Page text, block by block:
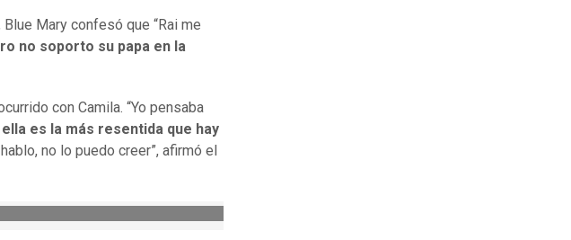
Mary confesó que “Rai me
no soporto su papa en la
con Camila. “Yo pensaba
es la más resentida que hay
no lo puedo creer”, afirmó el